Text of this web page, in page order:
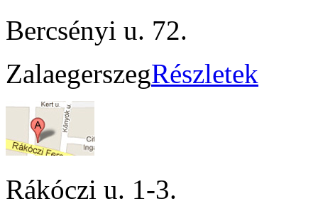
Bercsényi u. 72.
ZalaegerszegRészletek
Rákóczi u. 1-3.